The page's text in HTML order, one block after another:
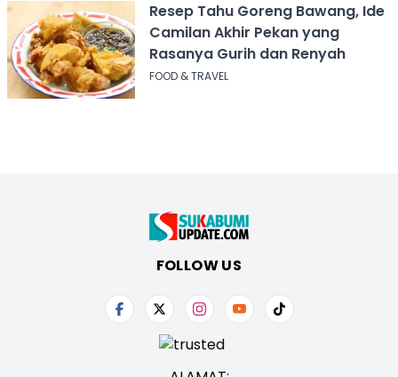
Resep Tahu Goreng Bawang, Ide
Camilan Akhir Pekan yang
Rasanya Gurih dan Renyah
FOOD & TRAVEL
FOLLOW US